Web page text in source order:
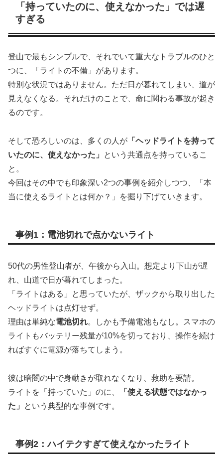
「持っていたのに、使えなかった」では遅
すぎる
登山で最もシンプルで、それでいて重大なトラブルのひと
つに、「ライトの不備」があります。
特別な状況ではありません。ただ日が暮れてしまい、道が
見えなくなる。それだけのことで、命に関わる事故が起き
るのです。
そして恐ろしいのは、多くの人が 「ヘッドライトを持って
いたのに、使えなかった」
という共通点を持っているこ
と。
今回はその中でも印象深い2つの事例を紹介しつつ、「本
当に使えるライトとは何か？」を掘り下げていきます。
事例1：電池切れで点かないライト
50代の男性登山者が、午後から入山。想定より下山が遅
れ、山道で日が暮れてしまった。
「ライトはある」と思っていたが、ザックから取り出した
ヘッドライトは点灯せず。
理由は単純な電池切れ。しかも予備電池もなし。スマホの
ライトもバッテリー残量が10%を切っており、操作を続け
ればすぐに電源が落ちてしまう。
彼は暗闇の中で身動きが取れなくなり、救助を要請。
ライトを「持っていた」のに、
「使える状態ではなかっ
た」
という典型的な事例です。
事例2：ハイテクすぎて使えなかったライト